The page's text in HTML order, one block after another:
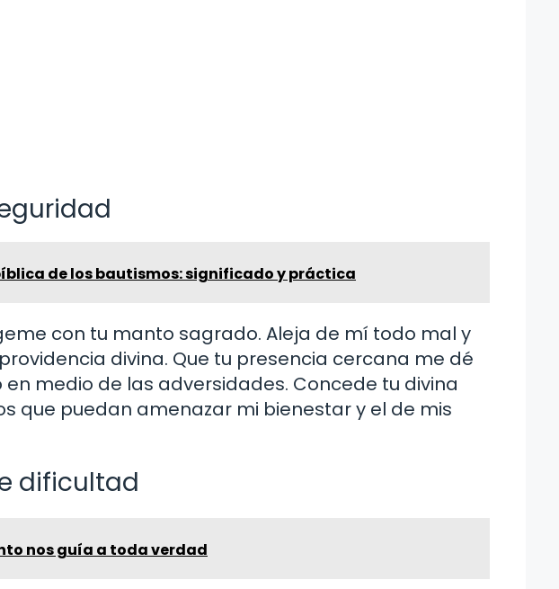
de los bautismos: significado y práctica
con tu manto sagrado. Aleja de mí todo mal y
divina. Que tu presencia cercana me dé
medio de las adversidades. Concede tu divina
que puedan amenazar mi bienestar y el de mis
dificultad
nos guía a toda verdad